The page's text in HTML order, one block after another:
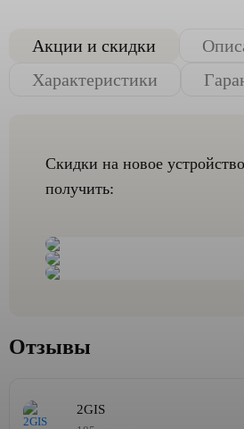
Акции и скидки
Характеристики
Скидки на новое
получить:
Отзывы
2GIS